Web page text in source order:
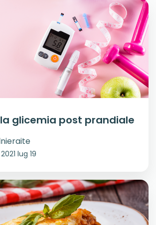
glicemia post prandiale
2021 lug 19